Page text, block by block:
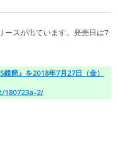
ースが出ています。発売日は7
鏡筒』を2018年7月27日（金）
180723a-2/